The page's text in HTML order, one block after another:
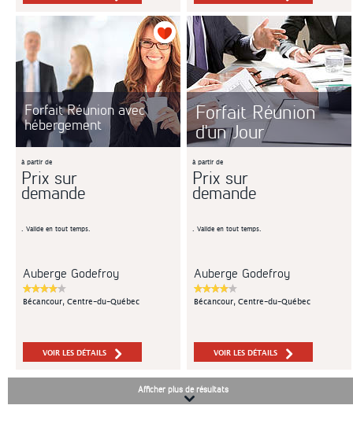
Forfait Réunion avec
hébergement
à partir de
Prix sur
demande
. Valide en tout temps.
Auberge Godefroy
Bécancour, Centre-du-Québec
VOIR LES DÉTAILS
Forfait Réunion
d'un Jour
à partir de
Prix sur
demande
. Valide en tout temps.
Auberge Godefroy
Bécancour, Centre-du-Québec
VOIR LES DÉTAILS
Afficher plus de résultats